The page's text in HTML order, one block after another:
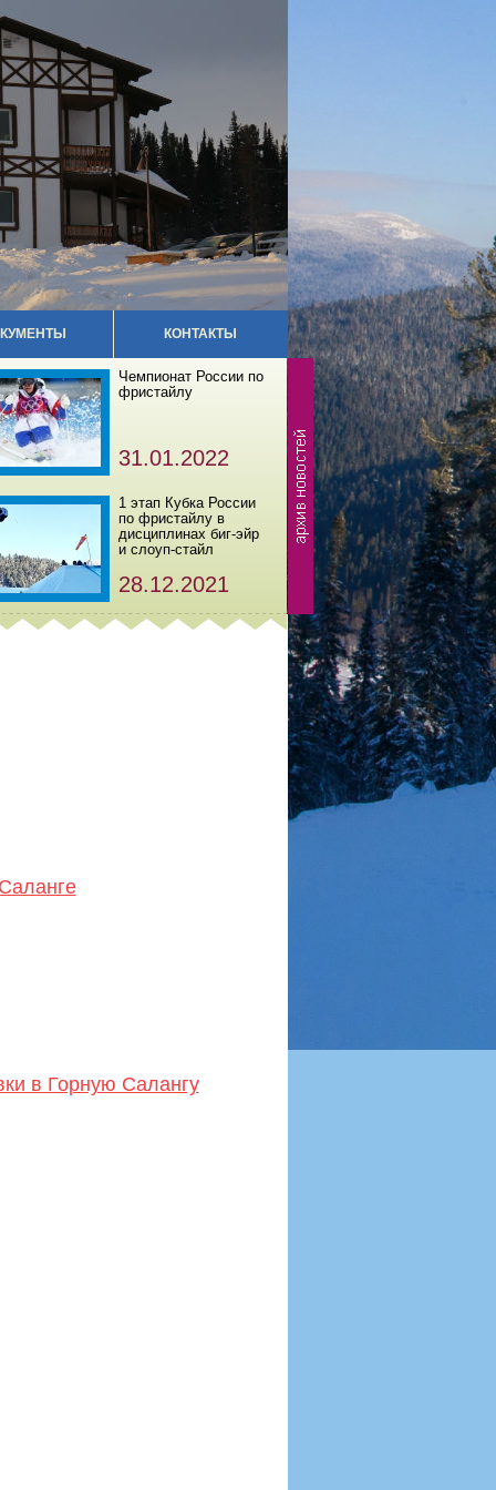
КОНТАКТЫ
Чемпионат России по
фристайлу
31.01.2022
1 этап Кубка России
по фристайлу в
дисциплинах биг-эйр
и слоуп-стайл
28.12.2021
в Горную Салангу